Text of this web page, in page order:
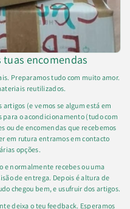
tuas encomendas
Preparamos tudo com muito amor.
reutilizados.
artigos (e vemos se algum está em
para o acondicionamento (tudo com
ou de encomendas que recebemos
em rutura entramos em contacto
opções.
e normalmente recebes ou uma
de entrega. Depois é altura de
chegou bem, e usufruir dos artigos.
deixa o teu feedback. Esperamos